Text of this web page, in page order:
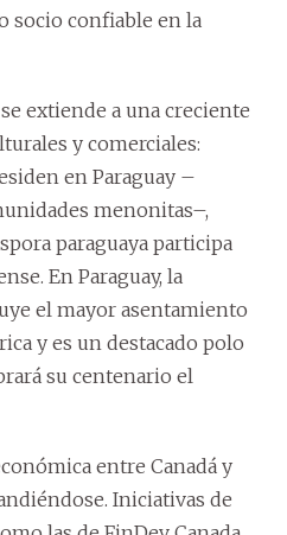
socio confiable en la
extiende a una creciente
y comerciales:
en Paraguay –
menonitas–,
paraguaya participa
En Paraguay, la
el mayor asentamiento
y es un destacado polo
su centenario el
entre Canadá y
Iniciativas de